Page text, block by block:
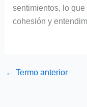
sentimientos, lo
cohesión y
← Termo anterior